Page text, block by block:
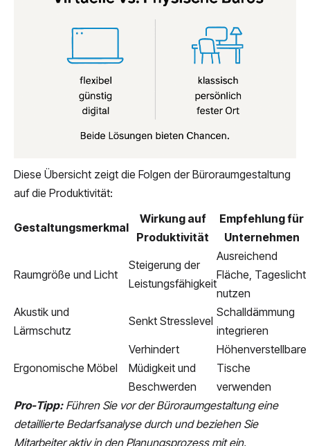
Diese Übersicht zeigt die Folgen der Büroraumgestaltung
auf die Produktivität:
Gestaltungsmerkmal
Wirkung auf
Produktivität
Empfehlung für
Unternehmen
Raumgröße und Licht
Steigerung der
Leistungsfähigkeit
Ausreichend
Fläche, Tageslicht
nutzen
Akustik und
Lärmschutz
Senkt Stresslevel
Schalldämmung
integrieren
Ergonomische Möbel
Verhindert
Müdigkeit und
Beschwerden
Höhenverstellbare
Tische
verwenden
Pro-Tipp: Führen Sie vor der Büroraumgestaltung eine
detaillierte Bedarfsanalyse durch und beziehen Sie
Mitarbeiter aktiv in den Planungsprozess mit ein.